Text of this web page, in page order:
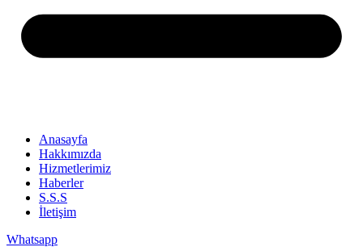
Anasayfa
Hakkımızda
Hizmetlerimiz
Haberler
S.S.S
İletişim
Whatsapp